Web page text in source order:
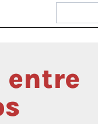
entre